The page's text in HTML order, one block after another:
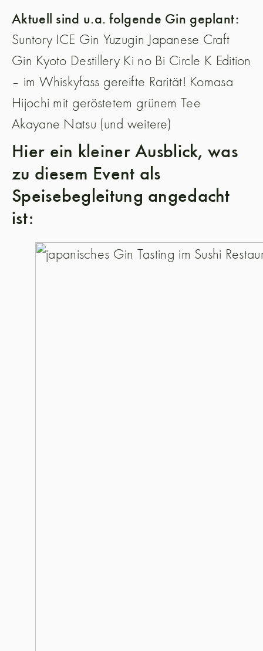
Aktuell sind u.a. folgende Gin geplant:
Suntory ICE Gin Yuzugin Japanese Craft
Gin Kyoto Destillery Ki no Bi Circle K Edition
– im Whiskyfass gereifte Rarität! Komasa
Hijochi mit geröstetem grünem Tee
Akayane Natsu (und weitere)
Hier ein kleiner Ausblick, was
zu diesem Event als
Speisebegleitung angedacht
ist: